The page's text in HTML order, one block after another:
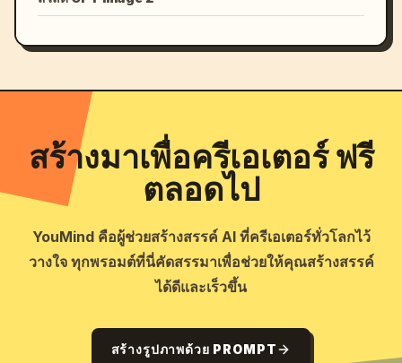
สร้างมาเพื่อครีเอเตอร์ ฟรี
ตลอดไป
YouMind คือผู้ช่วยสร้างสรรค์ AI ที่ครีเอเตอร์ทั่วโลกไว้
วางใจ ทุกพรอมต์ที่นี่คัดสรรมาเพื่อช่วยให้คุณสร้างสรรค์
ได้ดีและเร็วขึ้น
สร้างรูปภาพด้วย PROMPT